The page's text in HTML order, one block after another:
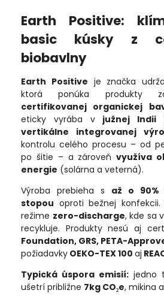
Earth Positive:
basic kúsky z
biobavlny
Earth Positive je značka
ktorá ponúka produkty
certifikovanej organickej
eticky vyrába v južnej Indii
vertikálne integrovanej
kontrolu celého procesu – od
po šitie – a zároveňvyužíva
energie (solárna a veterná).
Výroba prebieha s až o 90%
stopou oproti bežnej
režime zero-discharge, kde sa
recykluje. Produkty nesú aj
Foundation, GRS, PETA-
požiadavky OEKO-TEX 100 aj
Typická úspora emisií: jedno
ušetrí približne 7kg CO₂e, mikina